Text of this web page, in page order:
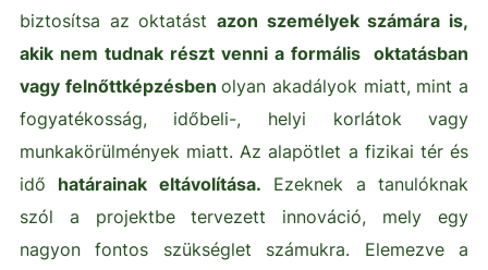
biztosítsa az oktatást azon személyek számára is,
akik nem tudnak részt venni a formális oktatásban
vagy felnőttképzésbenolyan akadályok miatt, mint a
fogyatékosság, időbeli-, helyi korlátok vagy
munkakörülmények miatt. Az alapötlet a fizikai tér és
idő határainak eltávolítása. Ezeknek a tanulóknak
szól a projektbe tervezett innováció, mely egy
nagyon fontos szükséglet számukra. Elemezve a